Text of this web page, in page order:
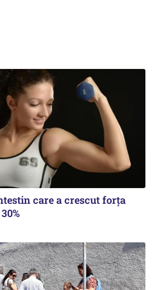
care a crescut forța